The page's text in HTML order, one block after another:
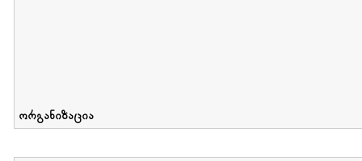
ორგანიზაცია